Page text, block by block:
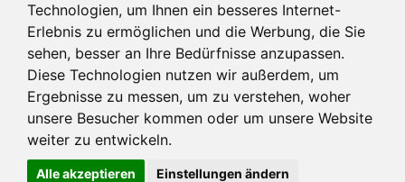
Technologien, um Ihnen ein besseres Internet-
Erlebnis zu ermöglichen und die Werbung, die Sie
sehen, besser an Ihre Bedürfnisse anzupassen.
Diese Technologien nutzen wir außerdem, um
Ergebnisse zu messen, um zu verstehen, woher
unsere Besucher kommen oder um unsere Website
weiter zu entwickeln.
Alle akzeptieren Einstellungen ändern